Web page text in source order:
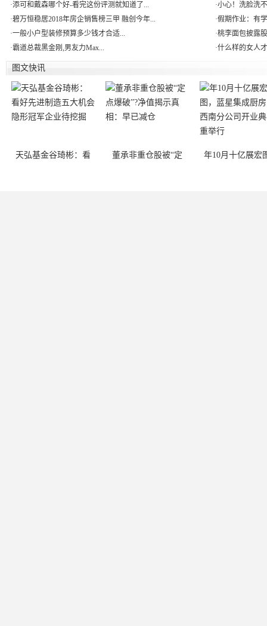
·添可和戴森哪个好-看完这份评测就知道了...
·碧万恒稳居2018年房企销售榜三甲 融创今年...
·一般小户型装修预算多少钱才合适...
·霸道总裁黑金刚,男友力Max...
·小心！洗脸洗
·假期作业：有
·桃李面包披露
·什么样的女人
图文快讯
天弘基金谷琦彬：看 董承非重仓股被“定 年10月十亿展宏